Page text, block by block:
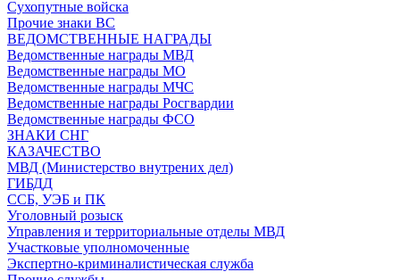
Сухопутные войска
Прочие знаки ВС
ВЕДОМСТВЕННЫЕ НАГРАДЫ
Ведомственные награды МВД
Ведомственные награды МО
Ведомственные награды МЧС
Ведомственные награды Росгвардии
Ведомственные награды ФСО
ЗНАКИ СНГ
КАЗАЧЕСТВО
МВД (Министерство внутрених дел)
ГИБДД
ССБ, УЭБ и ПК
Уголовный розыск
Управления и территориальные отделы МВД
Участковые уполномоченные
Экспертно-криминалистическая служба